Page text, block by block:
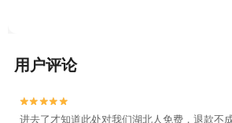
用户评论


进去了才知道此处对我们湖北人免费，退款不